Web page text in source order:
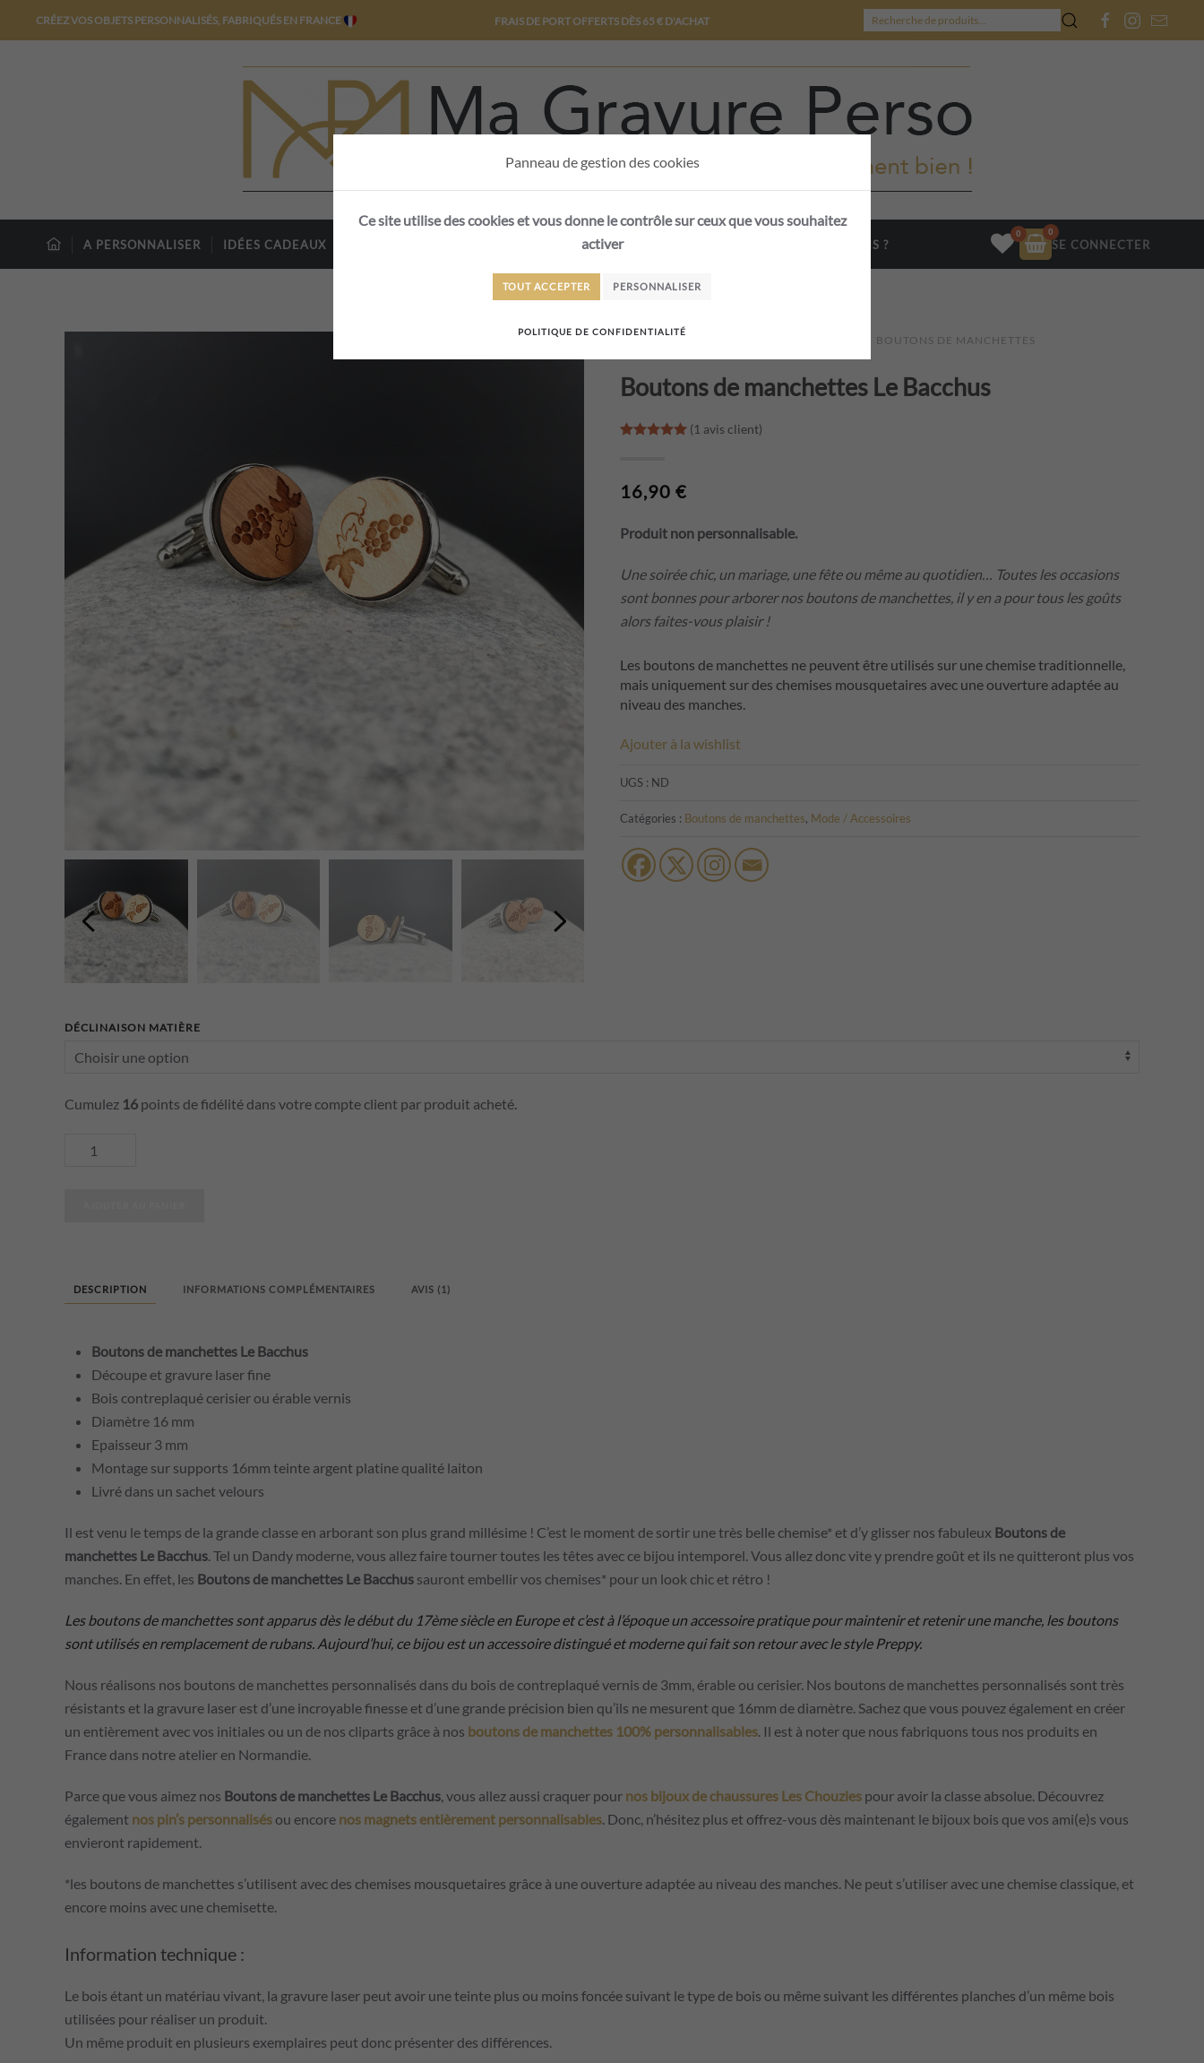
Panneau de gestion des cookies
Ce site utilise des cookies et vous donne le contrôle sur ceux que vous souhaitez
activer
TOUT ACCEPTER PERSONNALISER
POLITIQUE DE CONFIDENTIALITÉ
Skip to main content
CRÉEZ VOS OBJETS PERSONNALISÉS, FABRIQUÉS EN FRANCE FRAIS DE PORT OFFERTS DÈS 65 € D'ACHAT
Recherche
pour :
A PERSONNALISER IDÉES CADEAUX NOUVEAUTÉS QUESTIONS ? SE CONNECTER
BOUTONS DE MANCHETTES
Boutons de manchettes Le Bacchus
Noté5.00sur 5 basé sur
1(1 avis client)
16,90 €
Produit non personnalisable.
Une soirée chic, un mariage, une fête ou même au quotidien… Toutes les occasions
sont bonnes pour arborer nos boutons de manchettes, il y en a pour tous les goûts
alors faites-vous plaisir !
Les boutons de manchettes ne peuvent être utilisés sur une chemise traditionnelle,
mais uniquement sur des chemises mousquetaires avec une ouverture adaptée au
niveau des manches.
Ajouter à la wishlist
UGS : ND
Catégories : Boutons de manchettes, Mode / Accessoires
DÉCLINAISON MATIÈRE
Cumulez 16 points de fidélité dans votre compte client par produit acheté.
quantité
Bacchus
DESCRIPTION INFORMATIONS COMPLÉMENTAIRES AVIS (1)
Boutons de manchettes Le Bacchus
Découpe et gravure laser fine
Bois contreplaqué cerisier ou érable vernis
Diamètre 16 mm
Epaisseur 3 mm
Montage sur supports 16mm teinte argent platine qualité laiton
Livré dans un sachet velours
Il est venu le temps de la grande classe en arborant son plus grand millésime ! C’est le moment de sortir une très belle chemise* et d’y glisser nos fabuleux Boutons de
manchettes Le Bacchus. Tel un Dandy moderne, vous allez faire tourner toutes les têtes avec ce bijou intemporel. Vous allez donc vite y prendre goût et ils ne quitteront plus vos
manches. En effet, les Boutons de manchettes Le Bacchus sauront embellir vos chemises* pour un look chic et rétro !
Les boutons de manchettes sont apparus dès le début du 17ème siècle en Europe et c’est à l’époque un accessoire pratique pour maintenir et retenir une manche, les boutons
sont utilisés en remplacement de rubans. Aujourd’hui, ce bijou est un accessoire distingué et moderne qui fait son retour avec le style Preppy.
Nous réalisons nos boutons de manchettes personnalisés dans du bois de contreplaqué vernis de 3mm, érable ou cerisier. Nos boutons de manchettes personnalisés sont très
résistants et la gravure laser est d’une incroyable finesse et d’une grande précision bien qu’ils ne mesurent que 16mm de diamètre. Sachez que vous pouvez également en créer
un entièrement avec vos initiales ou un de nos cliparts grâce à nos boutons de manchettes 100% personnalisables. Il est à noter que nous fabriquons tous nos produits en
France dans notre atelier en Normandie.
Parce que vous aimez nos Boutons de manchettes Le Bacchus, vous allez aussi craquer pour nos bijoux de chaussures Les Chouzies pour avoir la classe absolue. Découvrez
également nos pin’s personnalisés ou encore nos magnets entièrement personnalisables. Donc, n’hésitez plus et offrez-vous dès maintenant le bijoux bois que vos ami(e)s vous
envieront rapidement.
*les boutons de manchettes s’utilisent avec des chemises mousquetaires grâce à une ouverture adaptée au niveau des manches. Ne peut s’utiliser avec une chemise classique, et
encore moins avec une chemisette.
Information technique :
Le bois étant un matériau vivant, la gravure laser peut avoir une teinte plus ou moins foncée suivant le type de bois ou même suivant les différentes planches d’un même bois
utilisées pour réaliser un produit.
Un même produit en plusieurs exemplaires peut donc présenter des différences.